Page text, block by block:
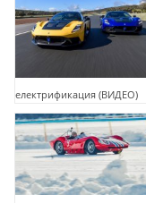
електрификация (ВИДЕО)